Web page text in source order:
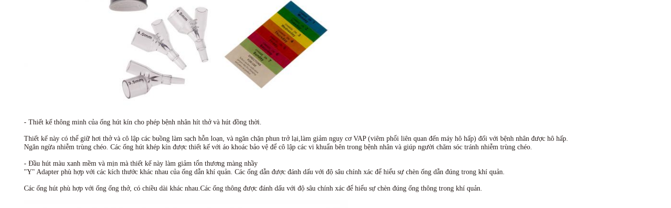
- Thiết kế thông minh của ống hút kín cho phép bệnh nhân hít thở và hút đồng thời.
Thiết kế này có thể giữ hơi thở và cô lập các buồng làm sạch hỗn loạn, và ngăn chặn phun trở lại,làm giảm nguy cơ VAP (viêm phổi liên quan đến máy hô hấp) đối với bệnh nhân được hô hấp.
Ngăn ngừa nhiễm trùng chéo. Các ống hút khép kín được thiết kế với áo khoác bảo vệ để cô lập các vi khuẩn bên trong bệnh nhân và giúp người chăm sóc tránh nhiễm trùng chéo.
- Đầu hút màu xanh mềm và mịn mà thiết kế này làm giảm tổn thương màng nhầy
"Y" Adapter phù hợp với các kích thước khác nhau của ống dẫn khí quản. Các ống dẫn được đánh dấu với độ sâu chính xác để hiểu sự chèn ống dẫn đúng trong khí quản.
Các ống hút phù hợp với ống ống thở, có chiều dài khác nhau.Các ống thông được đánh dấu với độ sâu chính xác để hiểu sự chèn đúng ống thông trong khí quản.